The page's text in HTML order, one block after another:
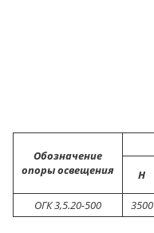
Обозначение
опоры освещения
Н
ОГК 3,5.20-500 3500